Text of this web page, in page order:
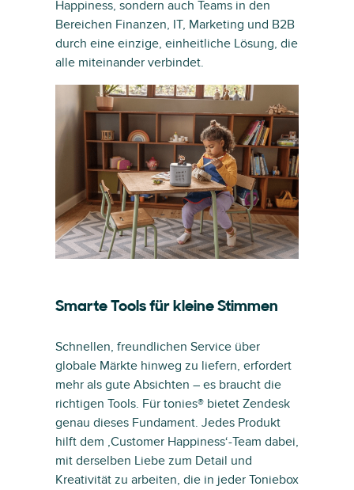
Happiness, sondern auch Teams in den
Bereichen Finanzen, IT, Marketing und B2B
durch eine einzige, einheitliche Lösung, die
alle miteinander verbindet.
Smarte Tools für kleine Stimmen
Schnellen, freundlichen Service über
globale Märkte hinweg zu liefern, erfordert
mehr als gute Absichten – es braucht die
richtigen Tools. Für tonies® bietet Zendesk
genau dieses Fundament. Jedes Produkt
hilft dem ‚Customer Happiness‘-Team dabei,
mit derselben Liebe zum Detail und
Kreativität zu arbeiten, die in jeder Toniebox